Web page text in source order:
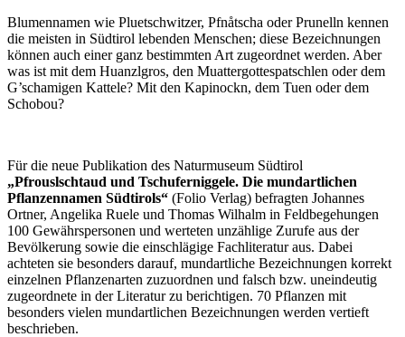
Blumennamen wie Pluetschwitzer, Pfnåtscha oder Prunelln kennen
die meisten in Südtirol lebenden Menschen; diese Bezeichnungen
können auch einer ganz bestimmten Art zugeordnet werden. Aber
was ist mit dem Huanzlgros, den Muattergottespatschlen oder dem
G’schamigen Kattele? Mit den Kapinockn, dem Tuen oder dem
Schobou?
Für die neue Publikation des Naturmuseum Südtirol
„Pfrouslschtaud und Tschuferniggele. Die mundartlichen
Pflanzennamen Südtirols“ (Folio Verlag) befragten Johannes
Ortner, Angelika Ruele und Thomas Wilhalm in Feldbegehungen
100 Gewährspersonen und werteten unzählige Zurufe aus der
Bevölkerung sowie die einschlägige Fachliteratur aus. Dabei
achteten sie besonders darauf, mundartliche Bezeichnungen korrekt
einzelnen Pflanzenarten zuzuordnen und falsch bzw. uneindeutig
zugeordnete in der Literatur zu berichtigen. 70 Pflanzen mit
besonders vielen mundartlichen Bezeichnungen werden vertieft
beschrieben.